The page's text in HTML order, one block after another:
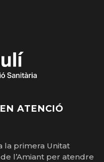
ATENCIÓ
la primera Unitat
l’Amiant per atendre